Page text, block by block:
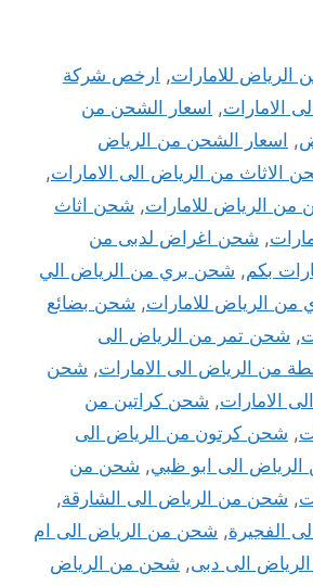
للامارات, ارخص شركة
الامارات, اسعار الشحن من
, اسعار الشحن من الرياض
الاثاث من الرياض الى الامارات,
الرياض للامارات, شحن اثاث
, شحن اغراض لدبى من
بكم, شحن بري من الرياض الي
الرياض للامارات, شحن بضائع
, شحن تمر من الرياض الى
من الرياض الى الامارات, شحن
الامارات, شحن كراتين من
, شحن كرتون من الرياض الى
الى ابو ظبي, شحن من
, شحن من الرياض الى الشارقة,
الفجيرة, شحن من الرياض الى ام
الى دبى, شحن من الرياض